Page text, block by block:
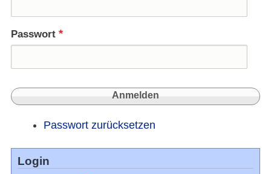
Passwort
Passwort zurücksetzen
Login